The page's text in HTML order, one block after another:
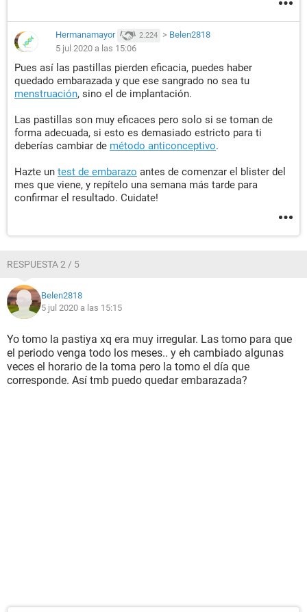
Hermanamayor 2.224 > Belen2818
5 jul 2020 a las 15:06
Pues así las pastillas pierden eficacia, puedes haber
quedado embarazada y que ese sangrado no sea tu
menstruación, sino el de implantación.
Las pastillas son muy eficaces pero solo si se toman de
forma adecuada, si esto es demasiado estricto para ti
deberías cambiar de método anticonceptivo.
Hazte un test de embarazo antes de comenzar el blister del
mes que viene, y repítelo una semana más tarde para
confirmar el resultado. Cuidate!
RESPUESTA 2 / 5
Belen2818
5 jul 2020 a las 15:15
Yo tomo la pastiya xq era muy irregular. Las tomo para que
el periodo venga todo los meses.. y eh cambiado algunas
veces el horario de la toma pero la tomo el día que
corresponde. Así tmb puedo quedar embarazada?